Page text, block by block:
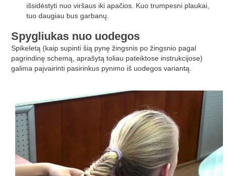
išsidėstyti nuo viršaus iki apačios. Kuo trumpesni plaukai,
tuo daugiau bus garbanų.
Spygliukas nuo uodegos
Spikeletą (kaip supinti šią pynę žingsnis po žingsnio pagal
pagrindinę schemą, aprašytą toliau pateiktose instrukcijose)
galima paįvairinti pasirinkus pynimo iš uodegos variantą.